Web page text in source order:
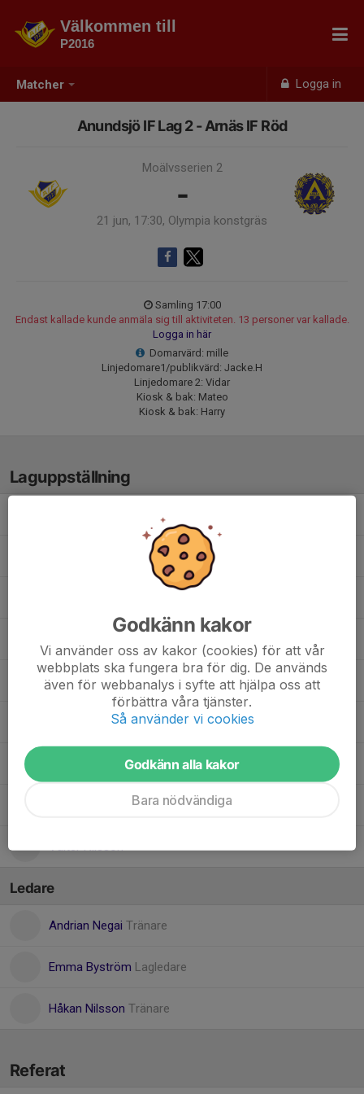
Matcher Logga in
Välkommen till
P2016
Anundsjö IF Lag 2 - Arnäs IF Röd
Moälvsserien 2
-
21 jun, 17:30, Olympia konstgräs
Samling 17:00
Endast kallade kunde anmäla sig till aktiviteten. 13 personer var kallade.
Logga in här
Domarvärd: mille
Linjedomare1/publikvärd: Jacke.H
Linjedomare 2: Vidar
Kiosk & bak: Mateo
Kiosk & bak: Harry
Laguppställning
Harry Yngvesson
Jacke Hellström
Mateo Moberg
Valter Nilsson
Ledare
Andrian Negai Tränare
Emma Byström Lagledare
Håkan Nilsson Tränare
Referat
Godkänn kakor
Vi använder oss av kakor (cookies) för att vår
webbplats ska fungera bra för dig. De används
även för webbanalys i syfte att hjälpa oss att
förbättra våra tjänster.
Så använder vi cookies
Godkänn alla kakor
Bara nödvändiga